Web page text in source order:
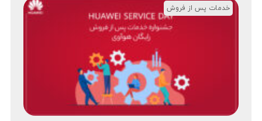
خدمات پس از فروش